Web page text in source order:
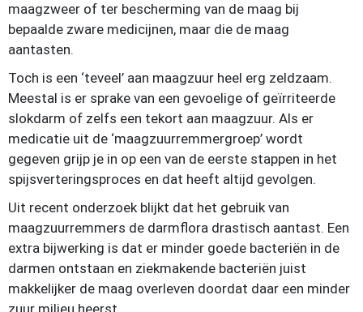
maagzweer of ter bescherming van de maag bij
bepaalde zware medicijnen, maar die de maag
aantasten.
Toch is een ‘teveel’ aan maagzuur heel erg zeldzaam.
Meestal is er sprake van een gevoelige of geïrriteerde
slokdarm of zelfs een tekort aan maagzuur. Als er
medicatie uit de ‘maagzuurremmergroep’ wordt
gegeven grijp je in op een van de eerste stappen in het
spijsverteringsproces en dat heeft altijd gevolgen.
Uit recent onderzoek blijkt dat het gebruik van
maagzuurremmers de darmflora drastisch aantast. Een
extra bijwerking is dat er minder goede bacteriën in de
darmen ontstaan en ziekmakende bacteriën juist
makkelijker de maag overleven doordat daar een minder
zuur milieu heerst.